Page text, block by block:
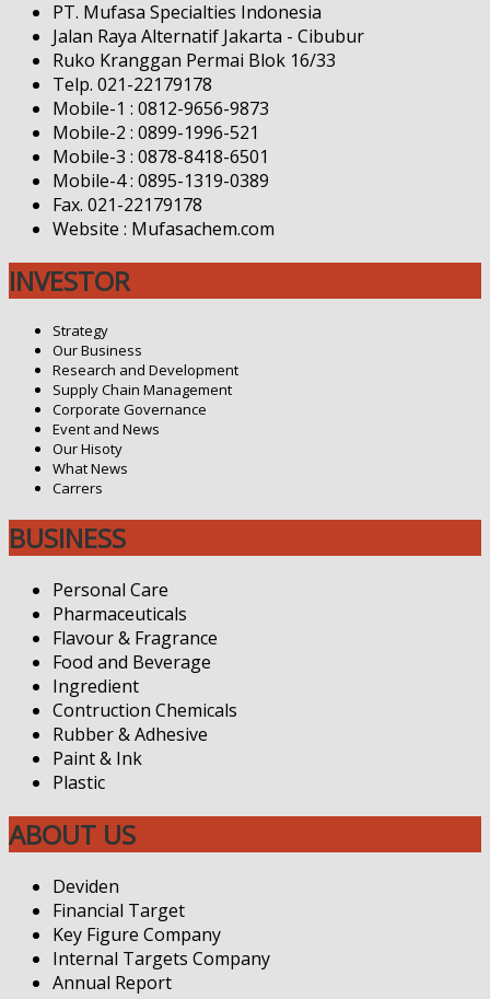
PT. Mufasa Specialties Indonesia
Jalan Raya Alternatif Jakarta - Cibubur
Ruko Kranggan Permai Blok 16/33
Telp. 021-22179178
Mobile-1 : 0812-9656-9873
Mobile-2 : 0899-1996-521
Mobile-3 : 0878-8418-6501
Mobile-4 : 0895-1319-0389
Fax. 021-22179178
Website : Mufasachem.com
INVESTOR
Strategy
Our Business
Research and Development
Supply Chain Management
Corporate Governance
Event and News
Our Hisoty
What News
Carrers
BUSINESS
Personal Care
Pharmaceuticals
Flavour & Fragrance
Food and Beverage
Ingredient
Contruction Chemicals
Rubber & Adhesive
Paint & Ink
Plastic
ABOUT US
Deviden
Financial Target
Key Figure Company
Internal Targets Company
Annual Report